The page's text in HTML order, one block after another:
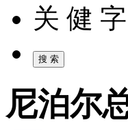
关 健 字
尼泊尔